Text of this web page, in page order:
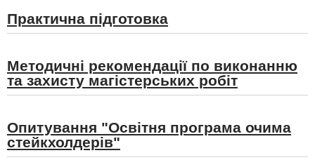
Практична підготовка
Методичні рекомендації по виконанню
та захисту магістерських робіт
Опитування "Освітня програма очима
стейкхолдерів"